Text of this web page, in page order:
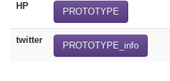
HP
PROTOTYPE
twitter
PROTOTYPE_info